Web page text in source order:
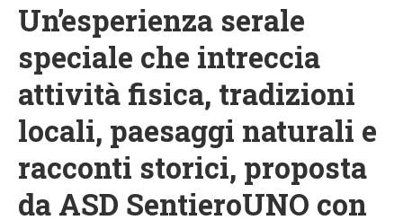
Un’esperienza serale
speciale che intreccia
attività fisica, tradizioni
locali, paesaggi naturali e
racconti storici, proposta
da ASD SentieroUNO con